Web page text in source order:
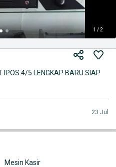
1 / 2
IPOS 4/5 LENGKAP BARU SIAP
23 Jul
Mesin Kasir